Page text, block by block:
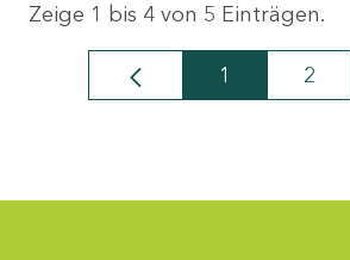
Zeige 1 bis 4 von 5 Einträgen.
Seite
1 Seite
2